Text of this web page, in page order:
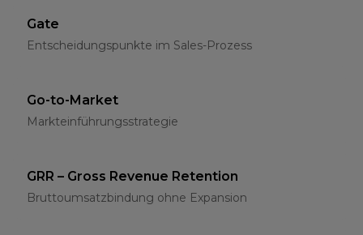
Gate
Entscheidungspunkte im Sales-Prozess
Go-to-Market
Markteinführungsstrategie
GRR – Gross Revenue Retention
Bruttoumsatzbindung ohne Expansion